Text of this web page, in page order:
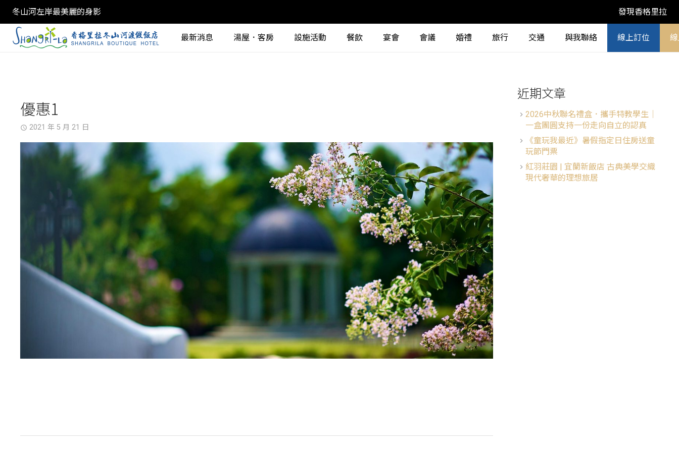
冬山河左岸最美麗的身影 發現香格里拉
最新消息 湯屋．客房 設施活動 餐飲 宴會 會議 婚禮 旅行 交通 與我聯絡 線上訂位
優惠1
access_time 2021 年 5 月 21 日
近期文章
2026中秋聯名禮盒．攜手特教學生│
一盒團圓支持一份走向自立的認真
《童玩我最近》暑假指定日住房送童
玩節門票
紅羽莊園 | 宜蘭新飯店 古典美學交織
現代奢華的理想旅居